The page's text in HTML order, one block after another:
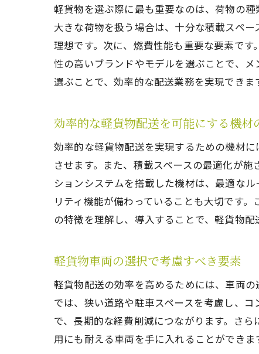
軽貨物を選ぶ際に最も重要なのは、荷物の
大きな荷物を扱う場合は、十分な積載スペ
理想です。次に、燃費性能も重要な要素で
性の高いブランドやモデルを選ぶことで、
選ぶことで、効率的な配送業務を実現できま
効率的な軽貨物配送を可能にする機材
効率的な軽貨物配送を実現するための機材
させます。また、積載スペースの最適化が
ションシステムを搭載した機材は、最適な
リティ機能が備わっていることも大切です
の特徴を理解し、導入することで、軽貨物配
軽貨物車両の選択で考慮すべき要素
軽貨物配送の効率を高めるためには、車両
では、狭い道路や駐車スペースを考慮し、
で、長期的な経費削減につながります。さ
用にも耐える車両を手に入れることができ